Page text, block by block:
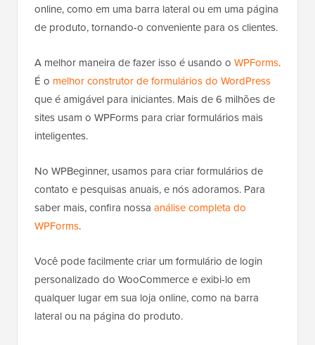
online, como em uma barra lateral ou em uma página
de produto, tornando-o conveniente para os clientes.
A melhor maneira de fazer isso é usando o WPForms.
É o melhor construtor de formulários do WordPress
que é amigável para iniciantes. Mais de 6 milhões de
sites usam o WPForms para criar formulários mais
inteligentes.
No WPBeginner, usamos para criar formulários de
contato e pesquisas anuais, e nós adoramos. Para
saber mais, confira nossa análise completa do
WPForms.
Você pode facilmente criar um formulário de login
personalizado do WooCommerce e exibi-lo em
qualquer lugar em sua loja online, como na barra
lateral ou na página do produto.